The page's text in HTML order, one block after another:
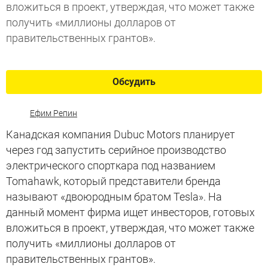
вложиться в проект, утверждая, что может также
получить «миллионы долларов от
правительственных грантов».
Обсудить
Ефим Репин
Канадская компания Dubuc Motors планирует
через год запустить серийное производство
электрического спорткара под названием
Tomahawk, который представители бренда
называют «двоюродным братом Tesla». На
данный момент фирма ищет инвесторов, готовых
вложиться в проект, утверждая, что может также
получить «миллионы долларов от
правительственных грантов».